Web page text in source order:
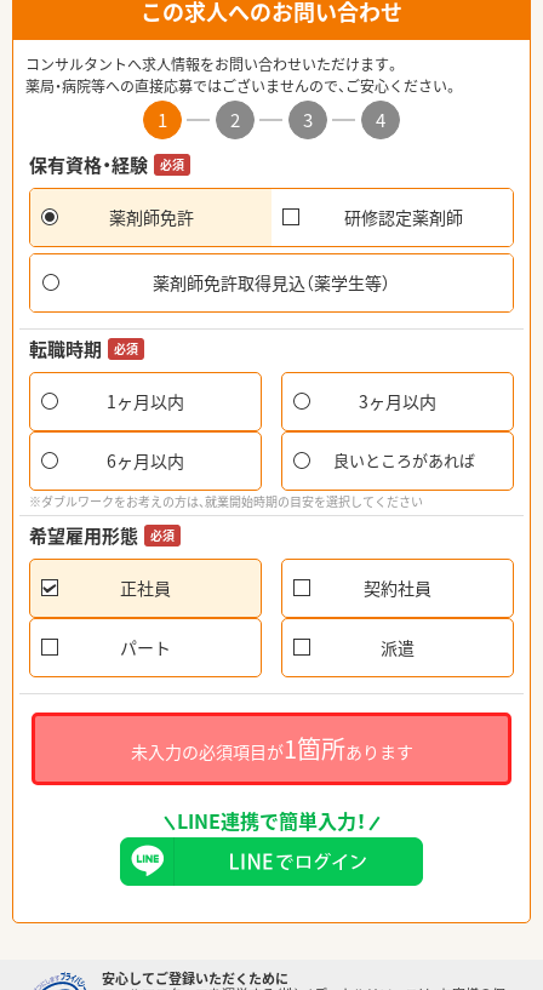
この求人へのお問い合わせ
コンサルタントへ求人情報をお問い合わせいただけます。
薬局・病院等への直接応募ではございませんので、ご安心ください。
1 2 3
4
保有資格・経験
必須
薬剤師免許 研修認定薬剤師
薬剤師免許取得見込（薬学生等）
転職時期 必須
1ヶ月以内 3ヶ月以内
6ヶ月以内 良いところがあれば
※ダブルワークをお考えの方は、就業開始時期の目安を選択してください
希望雇用形態 必須
正社員 契約社員
パート 派遣
未入力の必須項目が1箇所あります
LINE連携で簡単入力！
安心してご登録いただくために